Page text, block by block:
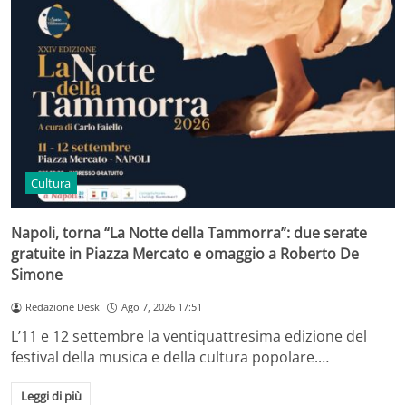
Cultura
Napoli, torna “La Notte della Tammorra”: due serate
gratuite in Piazza Mercato e omaggio a Roberto De
Simone
Redazione Desk Ago 7, 2026 17:51
L’11 e 12 settembre la ventiquattresima edizione del
festival della musica e della cultura popolare.…
Leggi di più